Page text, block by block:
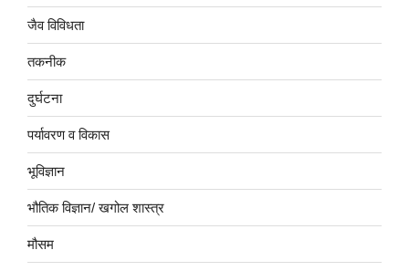
जैव विविधता
तकनीक
दुर्घटना
पर्यावरण व विकास
भूविज्ञान
भौतिक विज्ञान/ खगोल शास्त्र
मौसम